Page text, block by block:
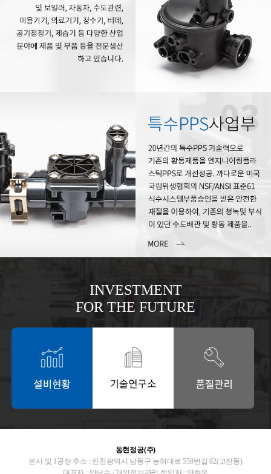
INVESTMENT
FOR THE FUTURE
동현정공(주)
본사 및 1공장 주소 : 인천광역시 남동구 능허대로 559번길 82(고잔동)